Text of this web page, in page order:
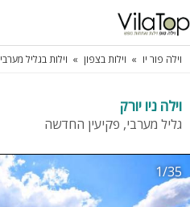
וילה פור יו וילות בצפון וילות בגליל מערבי
וילה ניו יורק
גליל מערבי, פקיעין החדשה
1/35